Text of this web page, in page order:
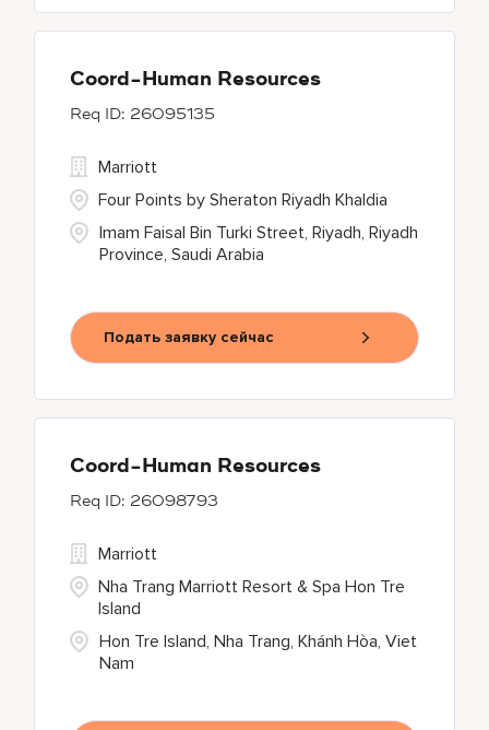
Coord-Human Resources
26095135
Imam Faisal Bin Turki Street, Riyadh, Riyadh
Province, Saudi Arabia
Marriott
Four Points by Sheraton Riyadh Khaldia
Подать заявку сейчас
Coord-Human Resources
26098793
Hon Tre Island, Nha Trang, Khánh Hòa, Viet
Nam
Marriott
Nha Trang Marriott Resort & Spa Hon Tre
Island